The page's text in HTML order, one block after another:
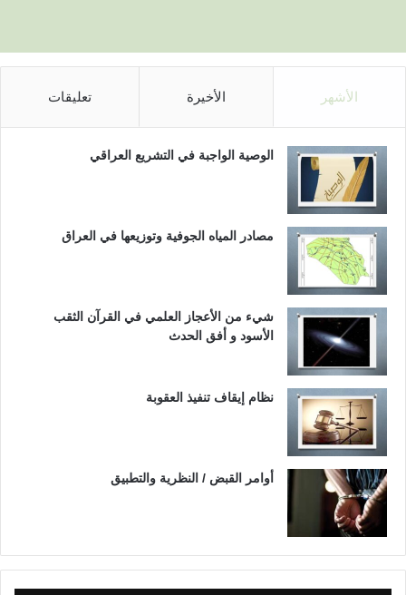
الأشهر الأخيرة تعليقات
الوصية الواجبة في التشريع العراقي
مصادر المياه الجوفية وتوزيعها في العراق
شيء من الأعجاز العلمي في القرآن الثقب
الأسود و أفق الحدث
نظام إيقاف تنفيذ العقوبة
أوامر القبض / النظرية والتطبيق